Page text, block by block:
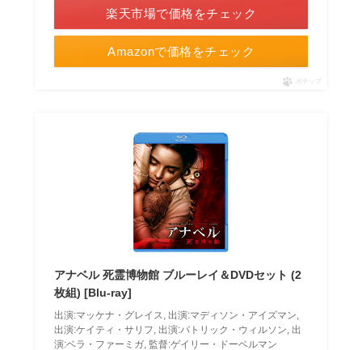
Amazonで価格をチェック
楽天市場で価格をチェック
ポチップ
アナベル 死霊博物館 ブルーレイ＆DVDセット (2
枚組) [Blu-ray]
出演:マッケナ・グレイス, 出演:マディソン・アイズマン,
出演:ケイティ・サリフ, 出演:パトリック・ウィルソン, 出
演:ベラ・ファーミガ, 監督:ゲイリー・ドーベルマン